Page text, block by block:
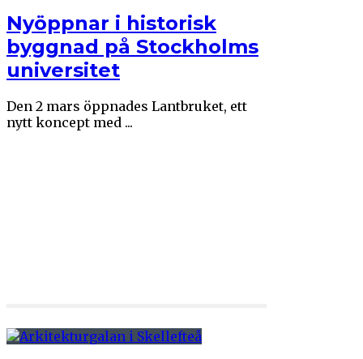
Nyöppnar i historisk
byggnad på Stockholms
universitet
Den 2 mars öppnades Lantbruket, ett
nytt koncept med ...